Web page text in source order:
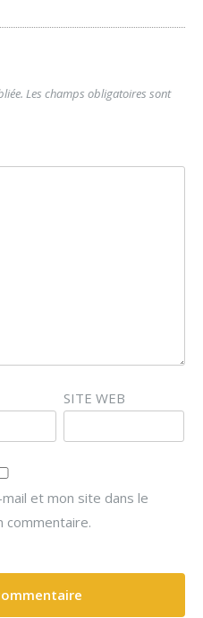
Les champs obligatoires sont
SITE WEB
et mon site dans le
commentaire.